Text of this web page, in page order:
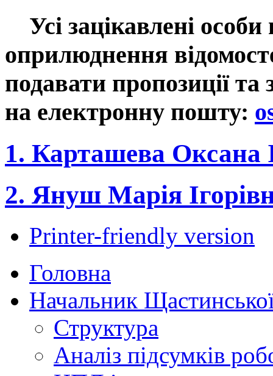
Усі зацікавлені
оприлюднення
подавати пропозиції
на електронну пошту:
1. Карташева Оксана
2. Януш Марія
Printer-friendly version
Головна
Начальник
Структура
Аналіз підсумків